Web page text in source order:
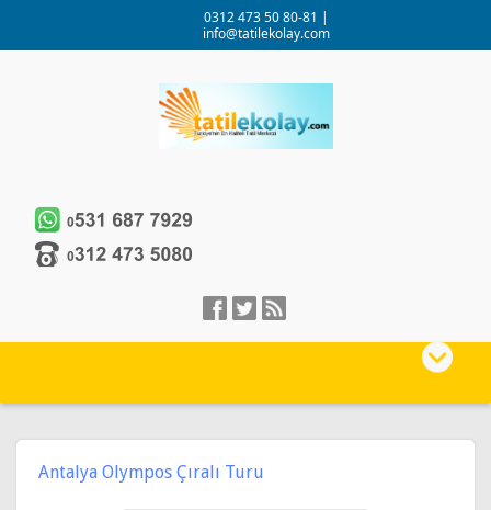
0312 473 50 80-81 |
info@tatilekolay.com
Antalya Olympos Çıralı Turu